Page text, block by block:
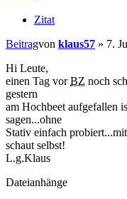
Zitat
Beitragvon klaus57 » 7.
Hi Leute,
einen Tag vorBZ noch
gestern
am Hochbeet aufgefallen
sagen...ohne
Stativ einfach
schaut selbst!
L.g.Klaus
Dateianhänge